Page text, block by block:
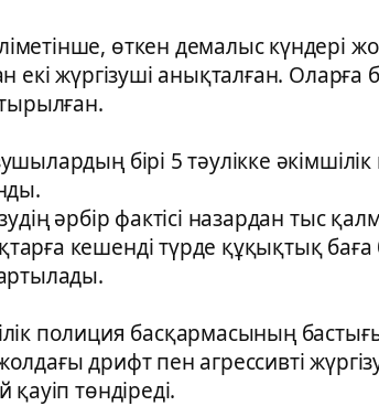
өткен демалыс күндері
екі жүргізуші анықталған.
бірі 5 тәулікке
әрбір фактісі назардан тыс
кешенді түрде құқықтық баға
полиция басқармасының
дрифт пен агрессивті
төндіреді.